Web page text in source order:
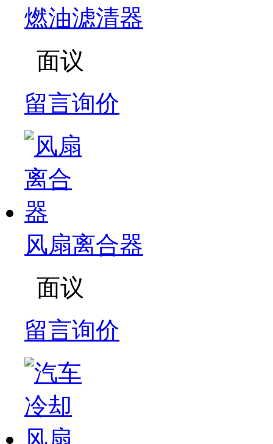
燃油滤清器
面议
留言询价
风扇离合器
面议
留言询价